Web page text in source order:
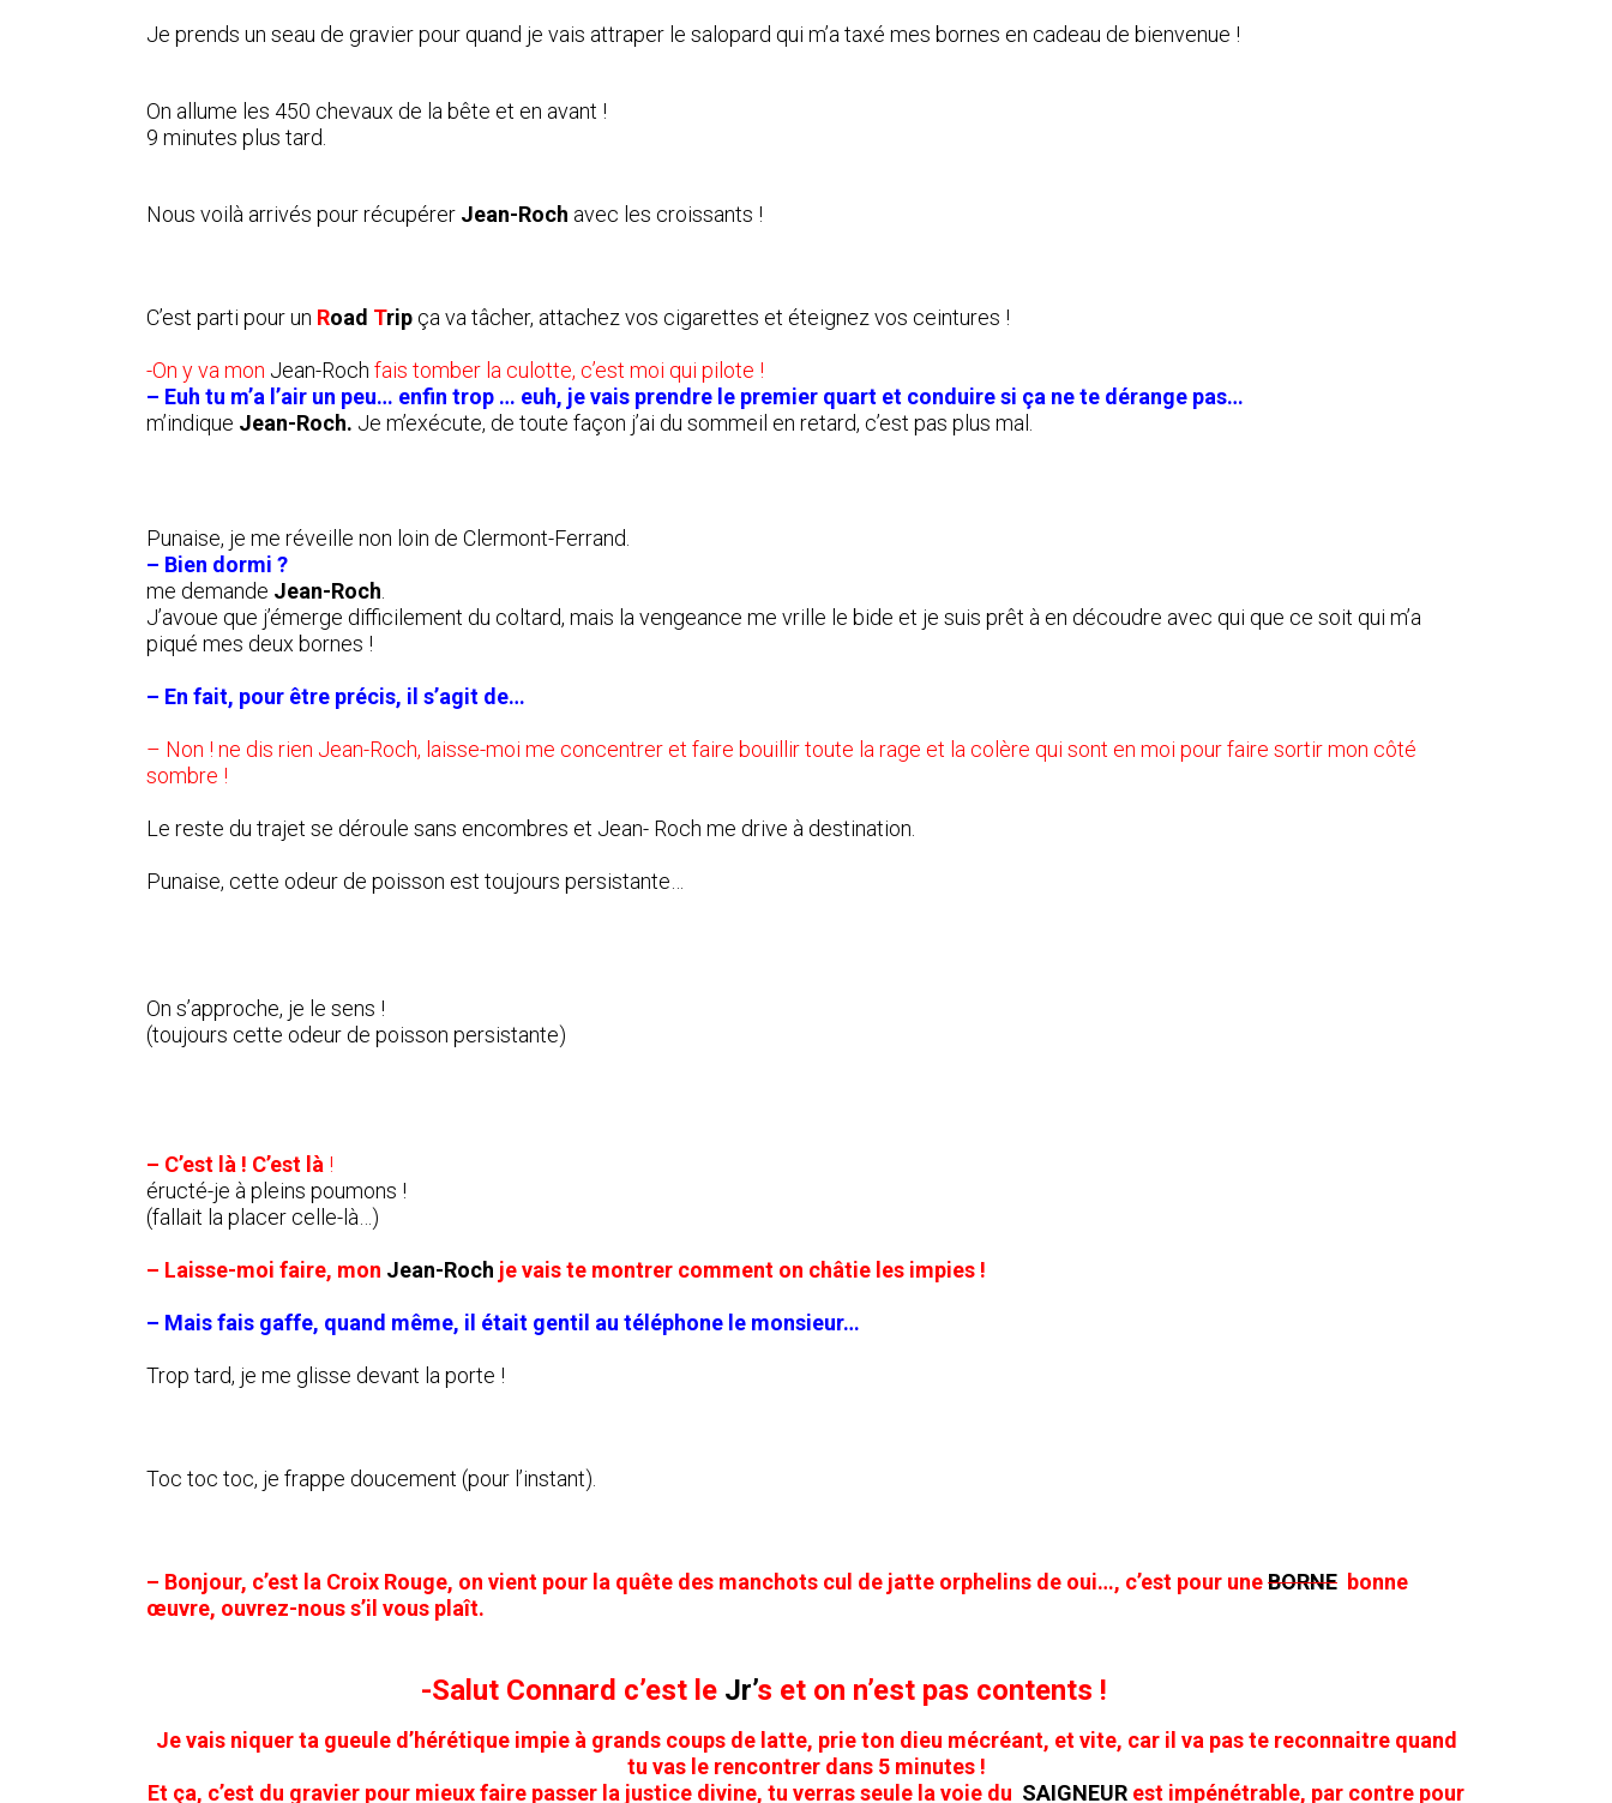
Je prends un seau de gravier pour quand je vais attraper le salopard qui m’a taxé mes bornes en cadeau de bienvenue !
On allume les 450 chevaux de la bête et en avant !
9 minutes plus tard.
Nous voilà arrivés pour récupérer Jean-Roch avec les croissants !
C’est parti pour un Road Trip ça va tâcher, attachez vos cigarettes et éteignez vos ceintures !
-On y va mon Jean-Roch fais tomber la culotte, c’est moi qui pilote !
– Euh tu m’a l’air un peu… enfin trop … euh, je vais prendre le premier quart et conduire si ça ne te dérange pas…
m’indique Jean-Roch. Je m’exécute, de toute façon j’ai du sommeil en retard, c’est pas plus mal.
Punaise, je me réveille non loin de Clermont-Ferrand.
– Bien dormi ?
me demande Jean-Roch
J’avoue que j’émerge difficilement du coltard, mais la vengeance me vrille le bide et je suis prêt à en découdre avec qui que ce soit qui m’a
piqué mes deux bornes !
– En fait, pour être précis, il s’agit de…
– Non ! ne dis rien Jean-Roch, laisse-moi me concentrer et faire bouillir toute la rage et la colère qui sont en moi pour faire sortir mon côté
sombre !
Le reste du trajet se déroule sans encombres et Jean- Roch me drive à destination.
Punaise, cette odeur de poisson est toujours persistante…
On s’approche, je le sens !
(toujours cette odeur de poisson persistante)
– C’est là ! C’est là !
éructé-je à pleins poumons !
(fallait la placer celle-là…)
– Laisse-moi faire, mon Jean-Roch je vais te montrer comment on châtie les impies !
– Mais fais gaffe, quand même, il était gentil au téléphone le monsieur…
Trop tard, je me glisse devant la porte !
Toc toc toc, je frappe doucement (pour l’instant).
– Bonjour, c’est la Croix Rouge, on vient pour la quête des manchots cul de jatte orphelins de oui…, c’est pour uneBORNE bonne
œuvre, ouvrez-nous s’il vous plaît.
-Salut Connard c’est le Jr’s et on n’est pas contents !
Je vais niquer ta gueule d’hérétique impie à grands coups de latte, prie ton dieu mécréant, et vite, car il va pas te reconnaitre quand
tu vas le rencontrer dans 5 minutes !
Et ça, c’est du gravier pour mieux faire passer la justice divine, tu verras seule la voie du SAIGNEUR est impénétrable, par contre pour